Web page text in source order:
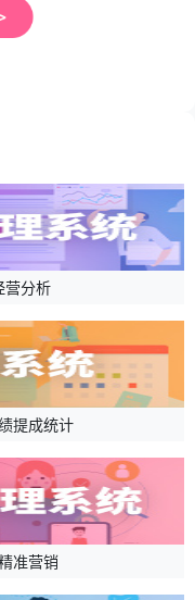
营分析
提成统计
准营销